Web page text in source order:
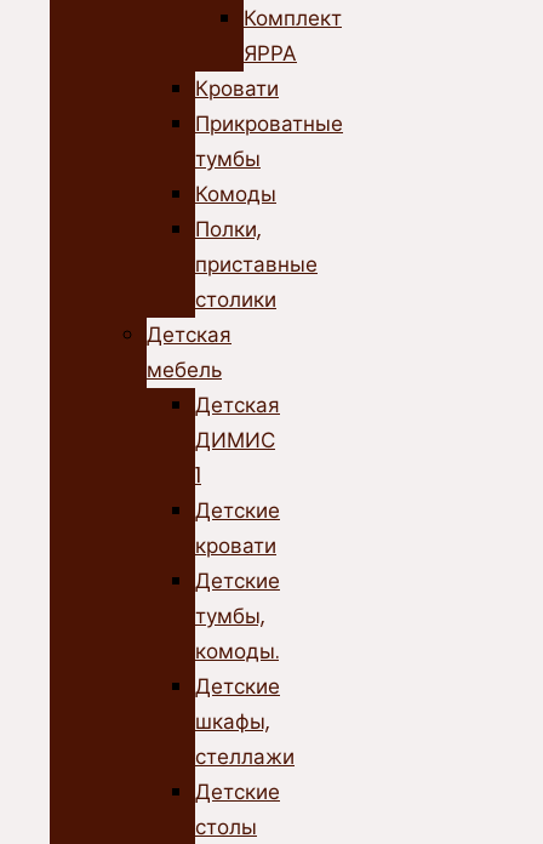
Комплект
ЯРРА
Кровати
Прикроватные
тумбы
Комоды
Полки,
приставные
столики
Детская
мебель
Детская
ДИМИС
1
Детские
кровати
Детские
тумбы,
комоды.
Детские
шкафы,
стеллажи
Детские
столы